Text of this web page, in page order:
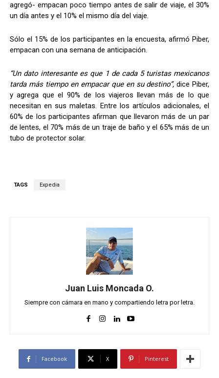
agregó- empacan poco tiempo antes de salir de viaje, el 30%
un día antes y el 10% el mismo día del viaje.
Sólo el 15% de los participantes en la encuesta, afirmó Piber,
empacan con una semana de anticipación.
“Un dato interesante es que 1 de cada 5 turistas mexicanos
tarda más tiempo en empacar que en su destino”, dice Piber,
y agrega que el 90% de los viajeros llevan más de lo que
necesitan en sus maletas. Entre los artículos adicionales, el
60% de los participantes afirman que llevaron más de un par
de lentes, el 70% más de un traje de baño y el 65% más de un
tubo de protector solar.
TAGS Expedia
Juan Luis Moncada O.
Siempre con cámara en mano y compartiendo letra por letra.
Facebook X Pinterest